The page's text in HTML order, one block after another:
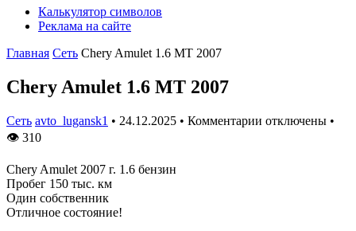
Калькулятор символов
Реклама на сайте
Главная Сеть Chery Amulet 1.6 MT 2007
Chery Amulet 1.6 MT 2007
Сеть avto_lugansk1 • 24.12.2025 • Комментарии отключены •
👁 310
Chery Amulet 2007 г. 1.6 бензин
Пробег 150 тыс. км
Один собственник
Отличное состояние!